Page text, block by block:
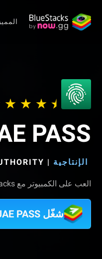
PASS
الإنتاجية |
العب على الكمبيوتر مع BlueStacks أو عبر السحابة الخاصة بنا
شغّل UAE PASS على الكمبيوتر